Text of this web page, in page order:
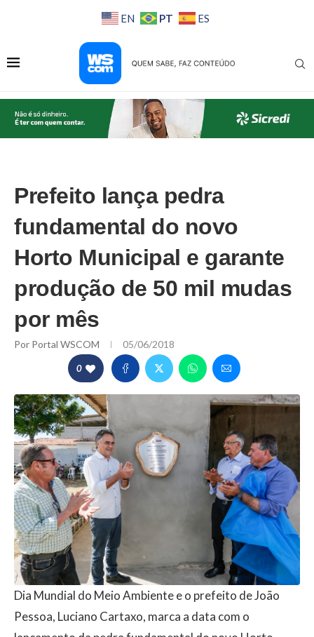
EN PT ES
Prefeito lança pedra
fundamental do novo
Horto Municipal e garante
produção de 50 mil mudas
por mês
Por Portal WSCOM 05/06/2018
0
Dia Mundial do Meio Ambiente e o prefeito de João
Pessoa, Luciano Cartaxo, marca a data com o